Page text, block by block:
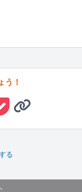
う！
る